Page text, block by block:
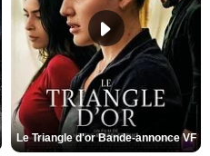
Le Triangle d'or Bande-annonce VF